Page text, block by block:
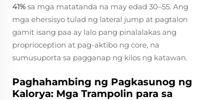
41%sa mga matatanda na may edad 30–55. Ang
mga ehersisyo tulad ng lateral jump at pagtalon
gamit isang paa ay lalo pang pinalalakas ang
proprioception at pag-aktibo ng core, na
sumusuporta sa pagganap ng kilos ng katawan.
Paghahambing ng Pagkasunog ng
Kalorya: Mga Trampolin para sa